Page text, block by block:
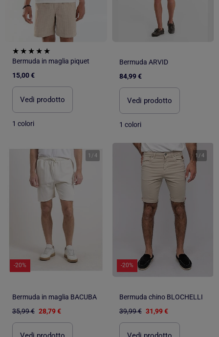
Bermuda in maglia piquet
15,00 €
Vedi prodotto
1 colori
Bermuda ARVID
84,99 €
Vedi prodotto
1 colori
1 /4
-20%
Bermuda in maglia BACUBA
35,99 € 28,79 €
1 /4
-20%
Bermuda chino BLOCHELLI
39,99 € 31,99 €